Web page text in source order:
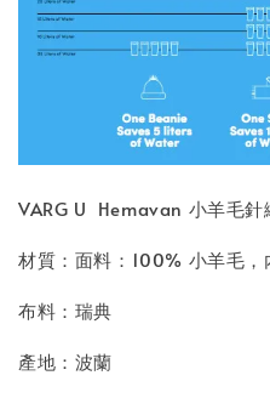
VARG U Hemavan 小羊毛針
材質：面料：100% 小羊毛
布料：瑞典
產地：波蘭